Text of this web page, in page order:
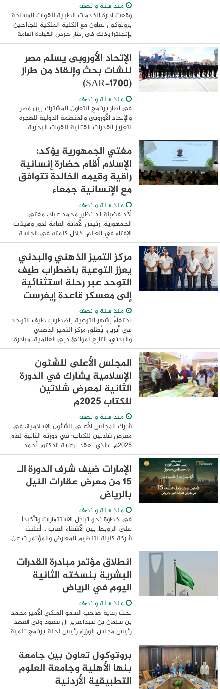
منذ سنة و نصف
وقعت إدارة الخدمات الطبية للقوات المسلحة
بروتوكول تعاون مع الكلية الملكية للجراحين
بإنجلترا وذلك فى إطار حرص القيادة العامة
للقوات المسلحة على إعداد وتأهيل الكوادر
الطبية من العسكريين والمدنيين ...
الإتحاد الأوروبى يسلم مصر
لنشات بحث وإنقاذ من طراز
(SAR-1700)
منذ سنة و نصف
فى إطار برنامج التعاون المشترك بين مصر
والإتحاد الأوروبى والمنظمة الدولية للهجرة
لتعزيز القدرات القتالية للقوات البحرية
المصرية استلمت القوات البحرية المصرية
...
مفتي الجمهورية يؤكد:
الإسلام أقام حضارة إنسانية
راقية وقيمه الخالدة تتوافق
مع الإنسانية جمعاء
منذ سنة و نصف
أكّد فضيلة أ.د نظير محمد عياد، مفتي
الجمهورية، رئيس الأمانة العامة لدور وهيئات
الإفتاء في العالم، خلال كلمته في الجلسة
الافتتاحية لمؤتمر "المواطنة والهوية وقيم
العيش المشترك"، الذي تنظمه جامعة محمد
...
مركز التميز الذهني والبدني
يعزز التوعية باضطراب طيف
التوحد عبر رحلة استثنائية
إلى معسكر قاعدة إيفرست
منذ سنة و نصف
احتفاءً بشهر التوعية باضطراب طيف التوحد
في أبريل، يُطلق مركز التميز الذهني
والبدني، التابع لموانئ دبي العالمية، مبادرة
نوعية تهدف إلى تعزيز الوعي باضطراب
طيف التوحد وإبراز الدعم والبرامج العلاجية
...
المجلس الأعلى للشئون
الإسلامية يشارك في الدورة
الثانية لمعرض شلاتين
للكتاب ٢٠٢٥م
منذ سنة و نصف
شارك المجلس الأعلى للشئون الإسلامية، في
معرض شلاتين للكتاب؛ في دورته الثانية لعام
٢٠٢٥م، والذي يعقد برعاية الدكتور أحمد
هنو، وزير الثقافة، واللواء عمرو حنفي،
محافظ البحر الأحمر. وقد افتُتح ...
الإمارات ضيف شرف الدورة الـ
15 من معرض عقارات النيل
بالرياض
منذ سنة و نصف
فى خطوة نحو تبادل الاستثمارات وتأكيداً
على الراوبط بين الأشقاء العرب .. أعلنت
شركة كليلة لتنظيم المعارض والمؤتمرات عن
مشاركة دولة الإمارات العربية المتحدة كضيف
شرف للدورة الـ 15 من معرض عقارات ...
انطلاق مؤتمر مبادرة القدرات
البشرية بنسخته الثانية
اليوم في الرياض
منذ سنة و نصف
تحت رعاية صاحب السمو الملكي الأمير محمد
بن سلمان بن عبدالعزيز آل سعود ولي العهد
رئيس مجلس الوزراء رئيس لجنة برنامج تنمية
القدرات البشرية -أحد برامج تحقيق رؤية
المملكة 2030-، تنطلق اليوم في مركز ...
بروتوكول تعاون بين جامعة
بنها الأهلية وجامعة العلوم
التطبيقية الأردنية